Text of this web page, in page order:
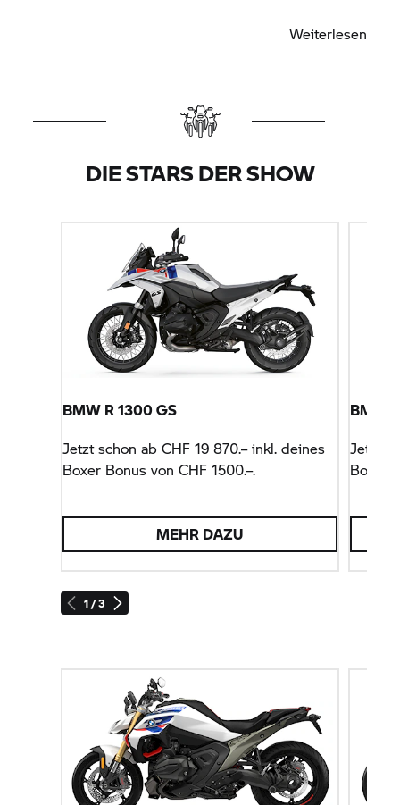
Weiterlesen
DIE STARS DER SHOW
1 / 3
BMW R 1300 GS
Jetzt schon ab CHF 19 870.– inkl. deines
Boxer Bonus von CHF 1500.–.
MEHR DAZU
BMW
Jetzt
Boxer